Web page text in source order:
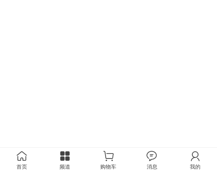
首页 频道 购物车 消息 我的